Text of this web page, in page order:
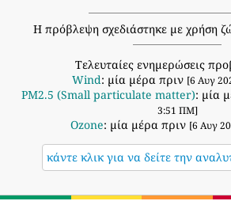
Η πρόβλεψη σχεδιάστηκε με χρήση
Τελευταίες ενημερώσεις
Wind: μία μέρα πριν [6 Αυγ
PM2.5 (Small particulate matter): μία
3:51 ΠΜ]
Ozone: μία μέρα πριν [6 Αυγ
κάντε κλικ για να δείτε την